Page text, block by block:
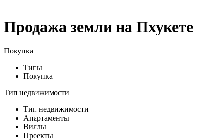
Продажа земли на Пхукете
Покупка
Типы
Покупка
Тип недвижимости
Тип недвижимости
Апартаменты
Виллы
Проекты